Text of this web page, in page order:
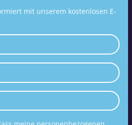
mit unserem kostenlosen E-